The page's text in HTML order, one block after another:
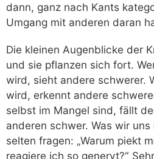
dann, ganz nach Kants
Umgang mit anderen daran
Die kleinen Augenblicke der
und sie pflanzen sich fort.
wird, sieht andere schwerer.
wird, erkennt andere
selbst im Mangel sind, fällt
anderen schwer. Was wir
selten fragen: „Warum piekt
reagiere ich so genervt?“